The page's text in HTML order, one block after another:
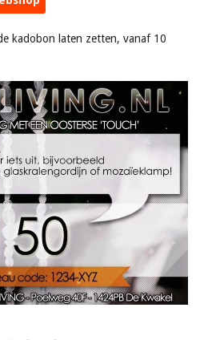
kadobon laten zetten, vanaf 10